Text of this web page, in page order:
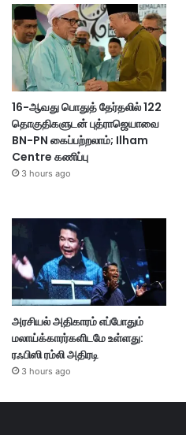
16-ஆவது பொதுத் தேர்தலில் 122
தொகுதிகளுடன் புத்ராஜெயாவை
BN-PN கைப்பற்றலாம்; Ilham
Centre கணிப்பு
3 hours ago
அரசியல் அதிகாரம் எப்போதும்
மலாய்க்காரர்களிடமே உள்ளது:
ரஃபிஸி ரம்லி அதிரடி
3 hours ago